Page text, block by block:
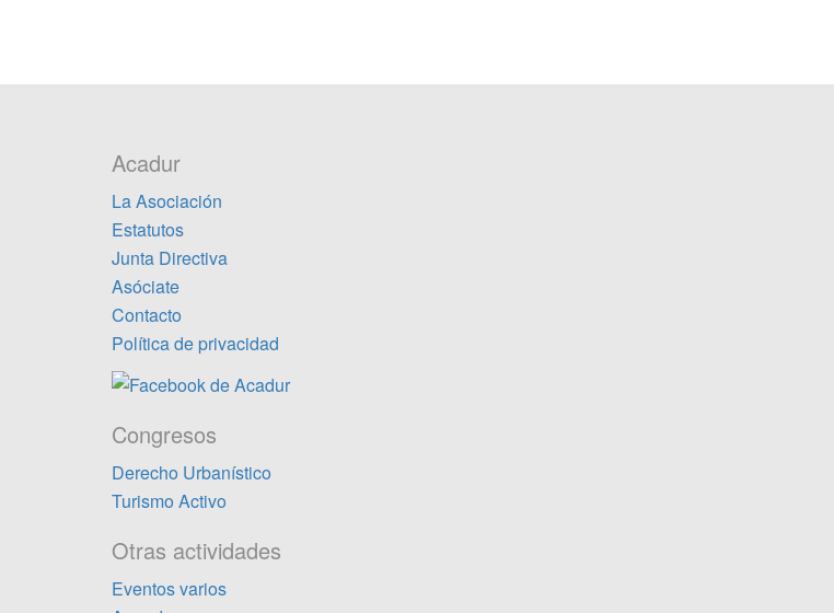
Acadur
La Asociación
Estatutos
Junta Directiva
Asóciate
Contacto
Política de privacidad
Congresos
Derecho Urbanístico
Turismo Activo
Otras actividades
Eventos varios